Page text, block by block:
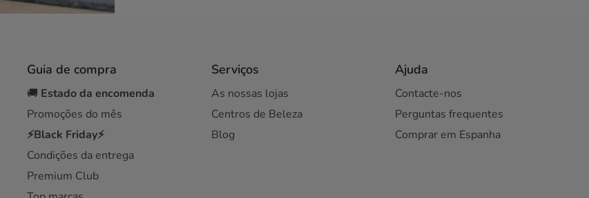
Guia de compra
🚚 Estado da encomenda
Promoções do mês
⚡Black Friday⚡
Condições da entrega
Premium Club
Serviços
As nossas lojas
Centros de Beleza
Blog
Ajuda
Contacte-nos
Perguntas frequentes
Comprar em Espanha